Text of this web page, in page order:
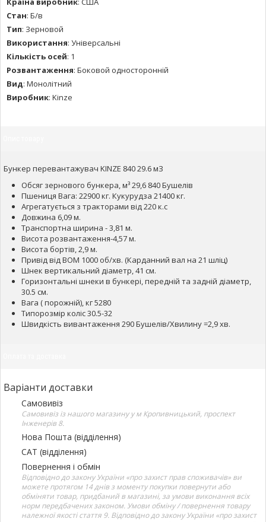
Стан: Б/в
Тип: Зерновой
Використання: Універсальні
Кількість осей: 1
Розвантаження: Боковой односторонній
Вид: Монолітний
Виробник: Kinze
Бункер перевантажувач KINZE 840 29.6 мЗ
Обсяг зернового бункера, м³ 29,6 840 Бушелів
Пшениця Вага: 22900 кг. Кукурудза 21400 кг.
Агрегатується з тракторами від 220 к.с
Довжина 6,09 м.
Транспортна ширина - 3,81 м.
Висота розвантаження-4,57 м.
Висота бортів, 2,9 м.
Привід від ВОМ 1000 об/хв. (Карданний вал на 21 шліц)
Шнек вертикальний діаметр, 41 см.
Горизонтальні шнеки в бункері, передній та задній діаметр,
30.5 см.
Вага ( порожній), кг 5280
Типорозмір коліс 30.5-32
Швидкість вивантаження 290 Бушелів/Хвилину =2,9 хв.
Варіанти доставки
Самовивіз
Самовивіз із нашого магазину у м Кропивницький, проспект
Інженерів 8.
Нова Пошта (відділення)
САТ (відділення)
Повернення і обмін
Відповідно до закону України «про захист прав споживачів» ви
можете протягом 14 днів з моменту покупки повернути або
обміняти товар, придбаний в магазині, за умови виконання всіх
норм передбачених законом. Умови обміну / повернення товару
належної якості стаття 9. Відповідно до закону України «про захист